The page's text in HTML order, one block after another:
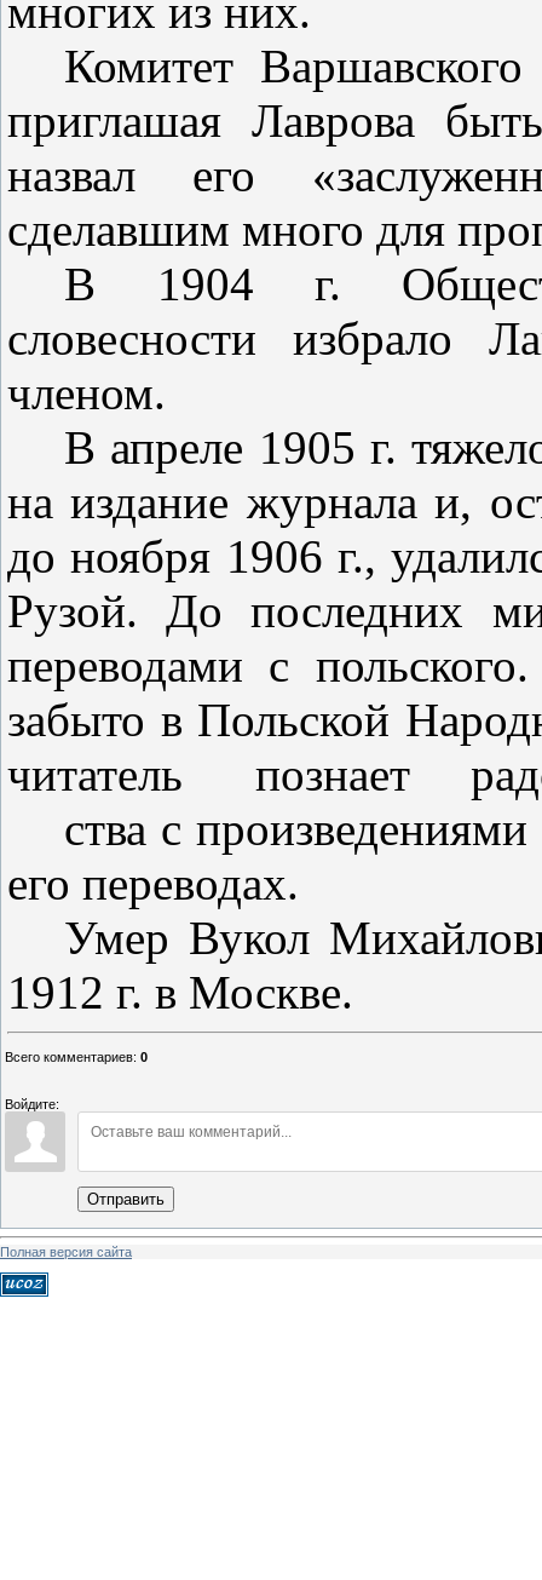
многих из них.
Комитет Варшавского
при­глашая Лаврова
назвал его
сделавшим много для
В 1904 г.
словесности из­брало
членом.
В апреле 1905 г.
на издание журнала и,
до нояб­ря 1906 г.,
Рузой. До по­следних
переводами с
забыто в Польской
читатель
познает
ства с произведениями
его пере­водах.
Умер Вукол
1912 г. в Москве.
Всего комментариев: 0
Войдите:
Отправить
Полная версия сайта